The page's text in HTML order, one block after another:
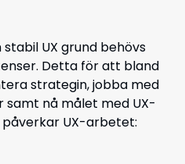
UX grund behövs
Detta för att bland
strategin, jobba med
nå målet med UX-
UX-arbetet: